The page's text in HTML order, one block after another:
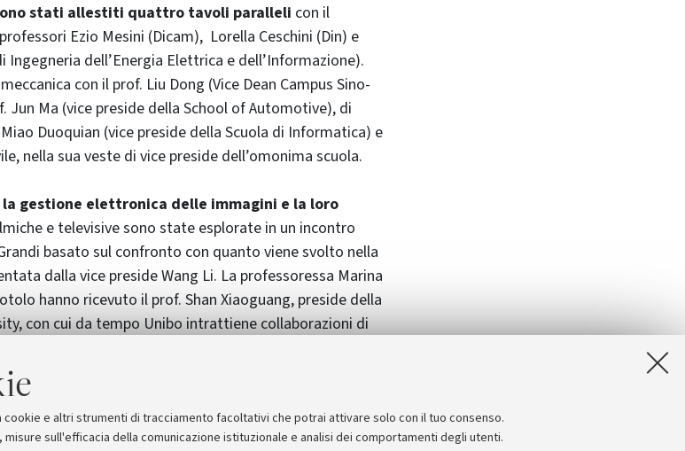
e altri strumenti di tracciamento facoltativi che potrai attivare solo con il tuo consenso.
sull'efficacia della comunicazione istituzionale e analisi dei comportamenti degli utenti.
stati allestiti quattro tavoli paralleli con il
Ezio Mesini (Dicam), Lorella Ceschini (Din) e
dell’Energia Elettrica e dell’Informazione).
con il prof. Liu Dong (Vice Dean Campus Sino-
Ma (vice preside della School of Automotive), di
Duoquian (vice preside della Scuola di Informatica) e
nella sua veste di vice preside dell’omonima scuola.
gestione elettronica delle immagini e la loro
e televisive sono state esplorate in un incontro
basato sul confronto con quanto viene svolto nella
dalla vice preside Wang Li. La professoressa Marina
hanno ricevuto il prof. Shan Xiaoguang, preside della
con cui da tempo Unibo intrattiene collaborazioni di
Unibo sarà ospite della Tongji University a Shanghai
negli incontri bolognesi.